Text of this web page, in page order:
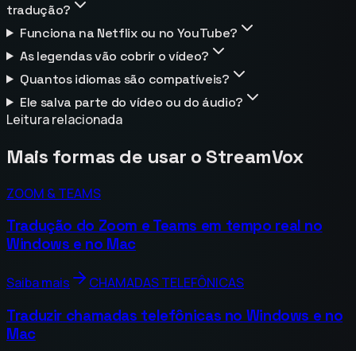
tradução?
Funciona na Netflix ou no YouTube?
As legendas vão cobrir o vídeo?
Quantos idiomas são compatíveis?
Ele salva parte do vídeo ou do áudio?
Leitura relacionada
Mais formas de usar o StreamVox
ZOOM & TEAMS
Tradução do Zoom e Teams em tempo real no
Windows e no Mac
Saiba mais CHAMADAS TELEFÔNICAS
Traduzir chamadas telefônicas no Windows e no
Mac